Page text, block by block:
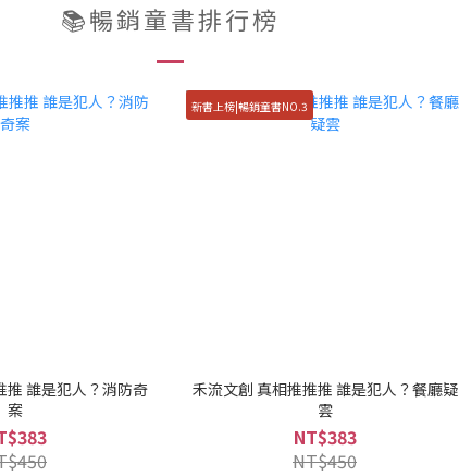
📚暢銷童書排行榜
推 誰是犯人？消防奇
案
新書上榜|暢銷童書NO.3
禾流文創 真相推推推 誰是犯人？餐廳疑
雲
NT$383
NT$450